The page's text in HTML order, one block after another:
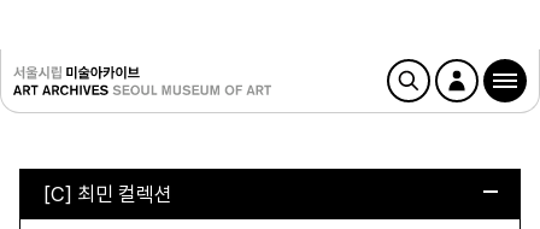
[C] 최민 컬렉션